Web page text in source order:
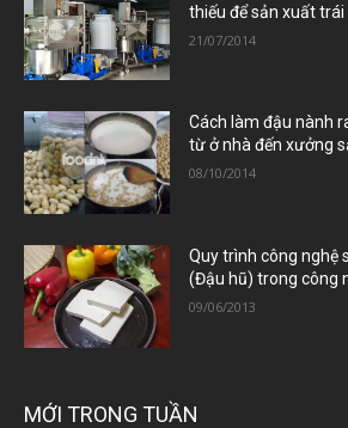
thiếu để sản xuất trái
21/07/2014
Cách làm đậu nành
từ ở nhà đến xưởng
08/10/2014
Quy trình công nghệ
(Đậu hũ) trong công
09/06/2013
MỚI TRONG TUẦN